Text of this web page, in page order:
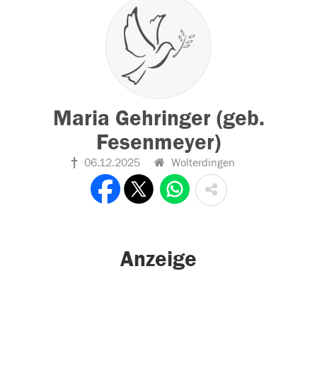
Maria Gehringer (geb.
Fesenmeyer)
06.12.2025 Wolterdingen
Anzeige